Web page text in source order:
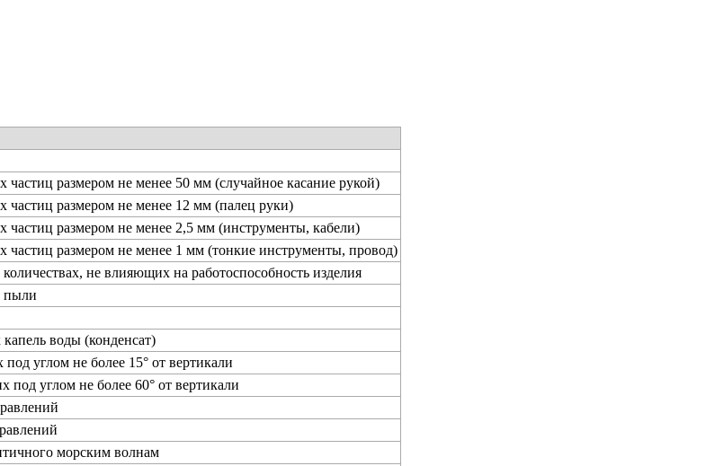
размером не менее 50 мм (случайное касание рукой)
частиц размером не менее 12 мм (палец руки)
частиц размером не менее 2,5 мм (инструменты, кабели)
частиц размером не менее 1 мм (тонкие инструменты, провод)
не влияющих на работоспособность изделия
пыли
воды (конденсат)
углом не более 15° от вертикали
углом не более 60° от вертикали
морским волнам